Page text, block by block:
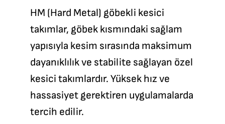
HM (Hard Metal) göbekli kesici
takımlar, göbek kısmındaki sağlam
yapısıyla kesim sırasında maksimum
dayanıklılık ve stabilite sağlayan özel
kesici takımlardır. Yüksek hız ve
hassasiyet gerektiren uygulamalarda
tercih edilir.